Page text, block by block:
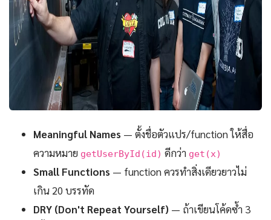
Meaningful Names — ตั้งชื่อตัวแปร/function ให้สื่อ
ความหมาย getUserById(id) ดีกว่า get(x)
Small Functions — function ควรทำสิ่งเดียวยาวไม่
เกิน 20 บรรทัด
DRY (Don't Repeat Yourself) — ถ้าเขียนโค้ดซ้ำ 3